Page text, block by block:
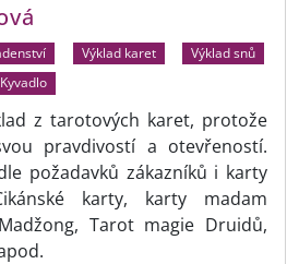
Výklad karet
Výklad snů
Kyvadlo
z tarotových karet, protože
pravdivostí a otevřeností.
požadavků zákazníků i karty
karty, karty madam
Tarot magie Druidů,